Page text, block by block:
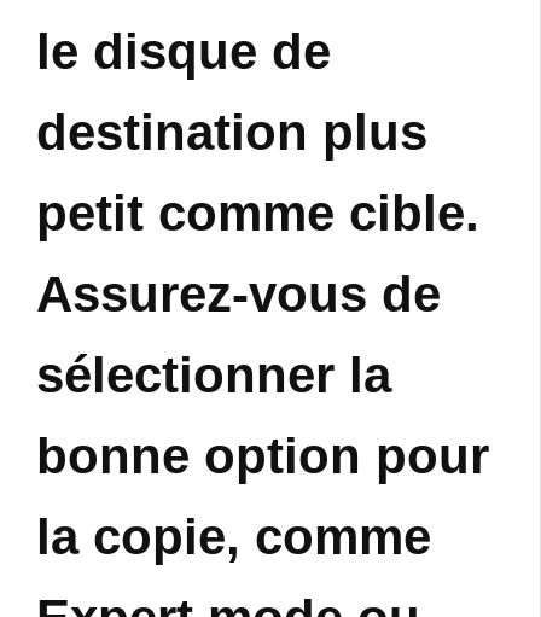
le disque de
destination plus
petit comme cible.
Assurez-vous de
sélectionner la
bonne option pour
la copie, comme